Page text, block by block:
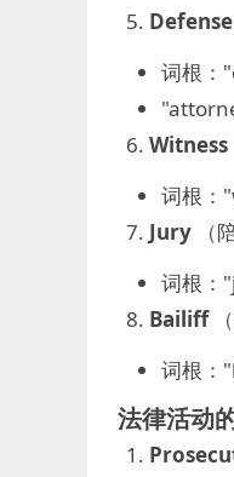
词根：
Witness
词根：
Jury（
词根：
Bailiff（
词根：
法律活动